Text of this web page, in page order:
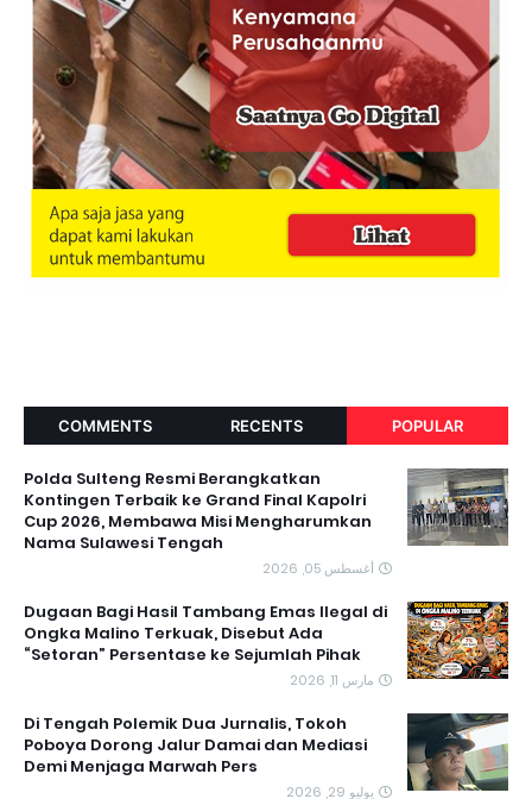
POPULAR
RECENTS
COMMENTS
Polda Sulteng Resmi Berangkatkan
Kontingen Terbaik ke Grand Final Kapolri
Cup 2026, Membawa Misi Mengharumkan
Nama Sulawesi Tengah
أغسطس 05, 2026
Dugaan Bagi Hasil Tambang Emas Ilegal di
Ongka Malino Terkuak, Disebut Ada
“Setoran” Persentase ke Sejumlah Pihak
مارس 11, 2026
Di Tengah Polemik Dua Jurnalis, Tokoh
Poboya Dorong Jalur Damai dan Mediasi
Demi Menjaga Marwah Pers
يوليو 29, 2026